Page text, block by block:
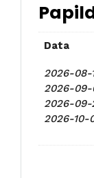
Data
2026-08-
2026-09-
2026-09-
2026-10-